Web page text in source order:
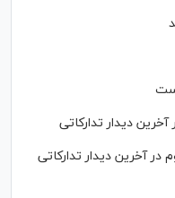
دیدار تدارکاتی
آخرین دیدار تدارکاتی